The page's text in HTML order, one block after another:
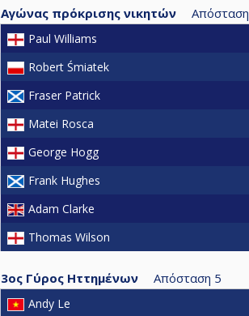
Αγώνας πρόκρισης νικητών Απόσταση
Paul Williams
Robert Śmiatek
Fraser Patrick
Matei Rosca
George Hogg
Frank Hughes
Adam Clarke
Thomas Wilson
3ος Γύρος Ηττημένων Απόσταση 5
Andy Le